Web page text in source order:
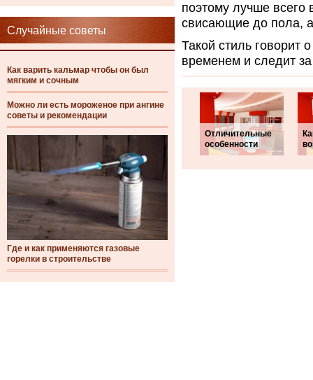
Случайные советы
Как варить кальмар чтобы он был
мягким и сочным
Можно ли есть мороженое при ангине
советы и рекомендации
Где и как применяются газовые
горелки в строительстве
поэтому лучше
свисающие до пола,
Такой стиль говорит
временем и следит
Отличительные
особенности